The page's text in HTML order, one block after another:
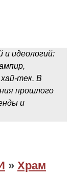
и идеологий:
хай-тек. В
прошлого
и
» Храм